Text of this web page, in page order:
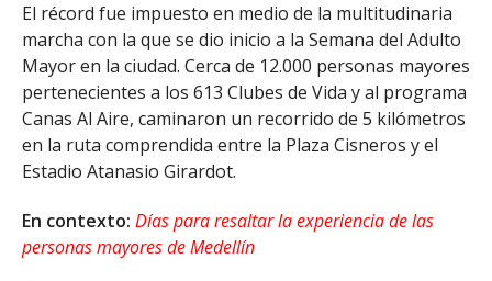
El récord fue impuesto en medio de la multitudinaria
marcha con la que se dio inicio a la Semana del Adulto
Mayor en la ciudad. Cerca de 12.000 personas mayores
pertenecientes a los 613 Clubes de Vida y al programa
Canas Al Aire, caminaron un recorrido de 5 kilómetros
en la ruta comprendida entre la Plaza Cisneros y el
Estadio Atanasio Girardot.
En contexto: Días para resaltar la experiencia de las
personas mayores de Medellín